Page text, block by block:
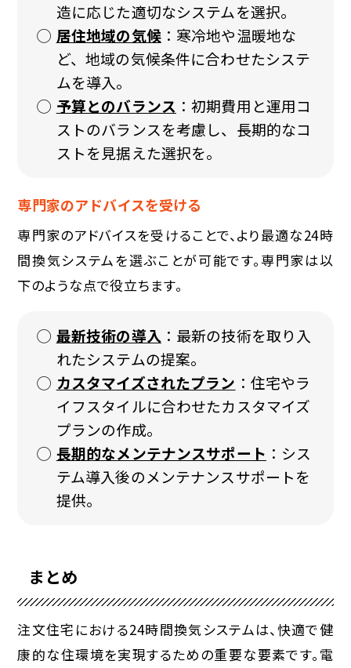
造に応じた適切なシステムを選択。
居住地域の気候：寒冷地や温暖地な
ど、地域の気候条件に合わせたシステ
ムを導入。
予算とのバランス ：初期費用と運用コ
ストのバランスを考慮し、長期的なコ
ストを見据えた選択を。
専門家のアドバイスを受ける
専門家のアドバイスを受けることで、より最適な24時
間換気システムを選ぶことが可能です。専門家は以
下のような点で役立ちます。
最新技術の導入 ：最新の技術を取り入
れたシステムの提案。
カスタマイズされたプラン ：住宅やラ
イフスタイルに合わせたカスタマイズ
プランの作成。
長期的なメンテナンスサポート ：シス
テム導入後のメンテナンスサポートを
提供。
まとめ
注文住宅における24時間換気システムは、快適で健
康的な住環境を実現するための重要な要素です。電